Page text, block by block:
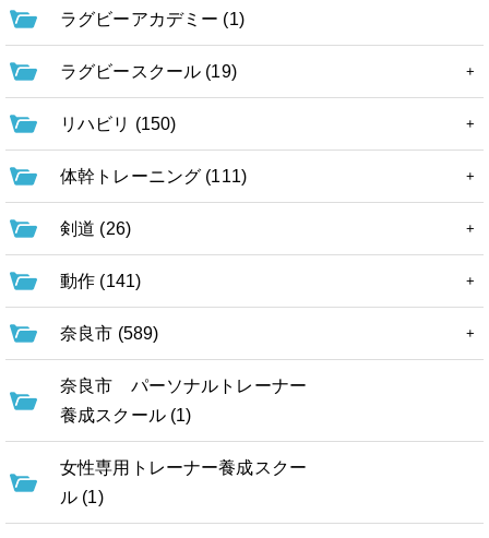
ラグビーアカデミー (1)
ラグビースクール (19)
リハビリ (150)
体幹トレーニング (111)
剣道 (26)
動作 (141)
奈良市 (589)
奈良市 パーソナルトレーナー
養成スクール (1)
女性専用トレーナー養成スクー
ル (1)